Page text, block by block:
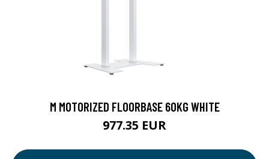
M MOTORIZED FLOORBASE 60KG WHITE
977.35 EUR